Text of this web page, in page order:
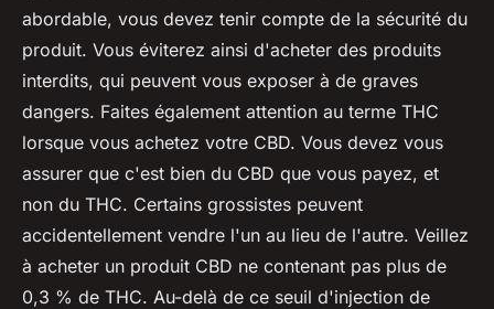
abordable, vous devez tenir compte de la sécurité du
produit. Vous éviterez ainsi d'acheter des produits
interdits, qui peuvent vous exposer à de graves
dangers. Faites également attention au terme THC
lorsque vous achetez votre CBD. Vous devez vous
assurer que c'est bien du CBD que vous payez, et
non du THC. Certains grossistes peuvent
accidentellement vendre l'un au lieu de l'autre. Veillez
à acheter un produit CBD ne contenant pas plus de
0,3 % de THC. Au-delà de ce seuil d'injection de